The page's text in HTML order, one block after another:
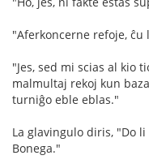
"Aferkoncerne refoje,
"Jes, sed mi scias al kio
malmultaj rekoj kun
turniĝo eble eblas."
La glavingulo diris, "Do
Bonega."